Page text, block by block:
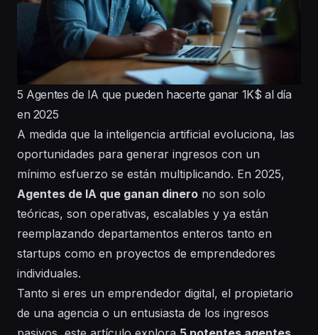
5 Agentes de IA que pueden hacerte ganar 1K$ al día
en 2025
A medida que la inteligencia artificial evoluciona, las
oportunidades para generar ingresos con un
mínimo esfuerzo se están multiplicando. En 2025,
Agentes de IA que ganan dinero no son solo
teóricas, son operativas, escalables y ya están
reemplazando departamentos enteros tanto en
startups como en proyectos de emprendedores
individuales.
Tanto si eres un emprendedor digital, el propietario
de una agencia o un entusiasta de los ingresos